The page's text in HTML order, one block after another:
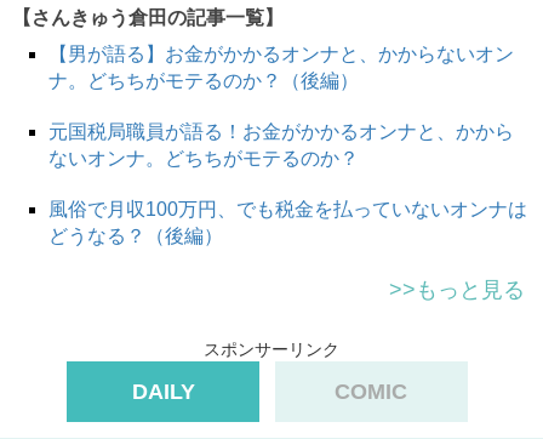
ただ、こんなことがありました。
次のページへ >>
【さんきゅう倉田の記事一覧】
【男が語る】お金がかかるオンナと、かからないオン
ナ。どちちがモテるのか？（後編）
元国税局職員が語る！お金がかかるオンナと、かから
ないオンナ。どちちがモテるのか？
風俗で月収100万円、でも税金を払っていないオンナは
どうなる？（後編）
>>もっと見る
スポンサーリンク
DAILY COMIC